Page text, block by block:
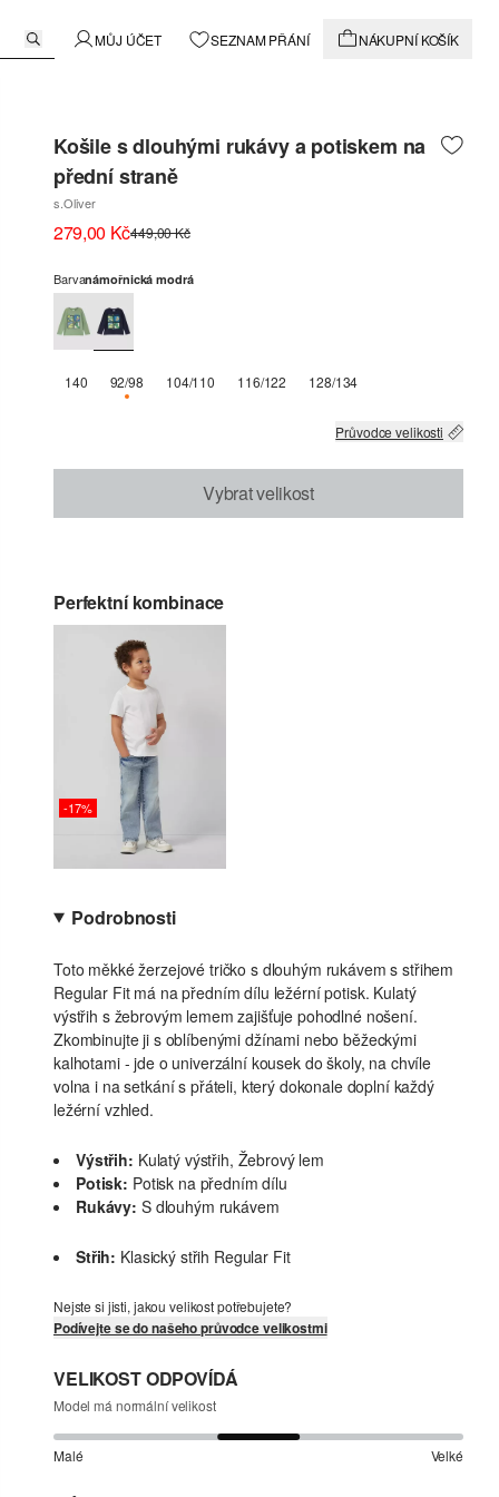
MŮJ ÚČET SEZNAM PŘÁNÍ NÁKUPNÍ KOŠÍK
Košile s dlouhými rukávy a potiskem na
přední straně
s.Oliver
279,00 Kč449,00 Kč
Barvanámořnická modrá
140 92/98K DISPOZICI POUZE 3
104/110 116/122 128/134
Průvodce velikosti
Vybrat velikost
Perfektní kombinace
-17%
Podrobnosti
Toto měkké žerzejové tričko s dlouhým rukávem s střihem
Regular Fit má na předním dílu ležérní potisk. Kulatý
výstřih s žebrovým lemem zajišťuje pohodlné nošení.
Zkombinujte ji s oblíbenými džínami nebo běžeckými
kalhotami - jde o univerzální kousek do školy, na chvíle
volna i na setkání s přáteli, který dokonale doplní každý
ležérní vzhled.
Výstřih: Kulatý výstřih, Žebrový lem
Potisk: Potisk na předním dílu
Rukávy: S dlouhým rukávem
Střih: Klasický střih Regular Fit
Nejste si jisti, jakou velikost potřebujete?
Podívejte se do našeho průvodce velikostmi
VELIKOST ODPOVÍDÁ
Model má normální velikost
Malé Velké